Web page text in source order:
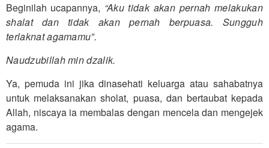
Beginilah ucapannya, “Aku tidak akan pernah melakukan
shalat dan tidak akan pernah berpuasa. Sungguh
terlaknat agamamu”.
Naudzubillah min dzalik.
Ya, pemuda ini jika dinasehati keluarga atau sahabatnya
untuk melaksanakan sholat, puasa, dan bertaubat kepada
Allah, niscaya ia membalas dengan mencela dan mengejek
agama.